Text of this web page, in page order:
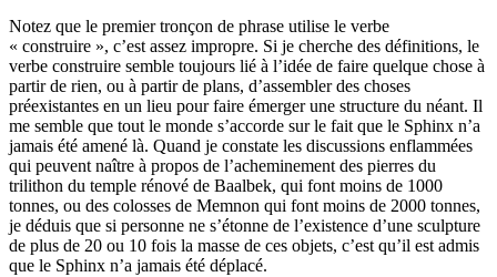
Notez que le premier tronçon de phrase utilise le verbe
« construire », c’est assez impropre. Si je cherche des définitions, le
verbe construire semble toujours lié à l’idée de faire quelque chose à
partir de rien, ou à partir de plans, d’assembler des choses
préexistantes en un lieu pour faire émerger une structure du néant. Il
me semble que tout le monde s’accorde sur le fait que le Sphinx n’a
jamais été amené là. Quand je constate les discussions enflammées
qui peuvent naître à propos de l’acheminement des pierres du
trilithon du temple rénové de Baalbek, qui font moins de 1000
tonnes, ou des colosses de Memnon qui font moins de 2000 tonnes,
je déduis que si personne ne s’étonne de l’existence d’une sculpture
de plus de 20 ou 10 fois la masse de ces objets, c’est qu’il est admis
que le Sphinx n’a jamais été déplacé.